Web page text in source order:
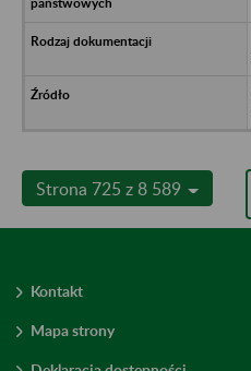
Strona 725 z 8 589
Kontakt
Mapa strony